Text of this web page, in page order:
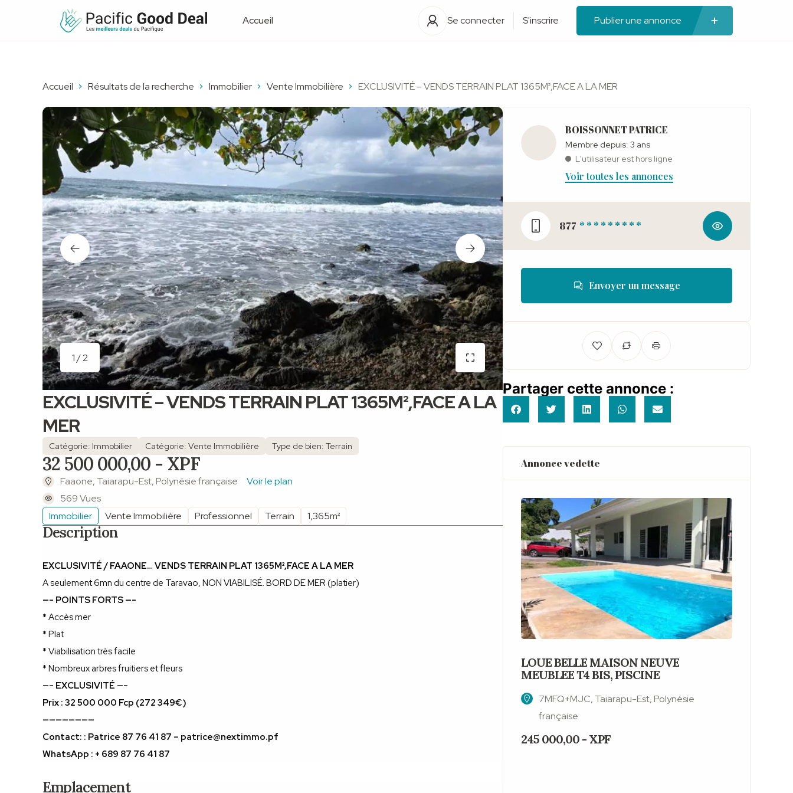
Accueil Se connecter S'inscrire Publier une annonce
Accueil Résultats de la recherche Immobilier Vente Immobilière EXCLUSIVITÉ – VENDS TERRAIN PLAT 1365M²,FACE A LA MER
1 / 2
EXCLUSIVITÉ – VENDS TERRAIN PLAT 1365M²,FACE A LA
MER
Catégorie: Immobilier Catégorie: Vente Immobilière Type de bien: Terrain
32 500 000,00 - XPF
Faaone, Taiarapu-Est, Polynésie française
Voir le plan
569 Vues
Immobilier
Vente Immobilière Professionnel Terrain 1,365m²
Description
EXCLUSIVITÉ / FAAONE… VENDS TERRAIN PLAT 1365M²,FACE A LA MER
A seulement 6mn du centre de Taravao, NON VIABILISÉ. BORD DE MER (platier)
—- POINTS FORTS —-
* Accès mer
* Plat
* Viabilisation très facile
* Nombreux arbres fruitiers et fleurs
—- EXCLUSIVITÉ —-
Prix : 32 500 000 Fcp (272 349€)
————————
Contact: : Patrice 87 76 41 87 – patrice@nextimmo.pf
WhatsApp : + 689 87 76 41 87
Emplacement
BOISSONNET PATRICE
Membre depuis: 3 ans
L'utilisateur est hors ligne
Voir toutes les annonces
877 * * * * * * * * *
Envoyer un message
Partager cette annonce :
Annonce vedette
LOUE BELLE MAISON NEUVE
MEUBLEE T4 BIS, PISCINE
7MFQ+MJC, Taiarapu-Est, Polynésie
française
245 000,00 - XPF